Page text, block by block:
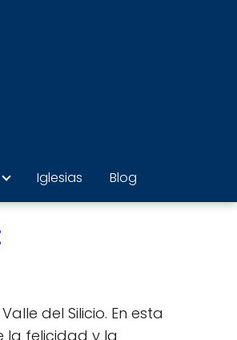
Iglesias Blog
del Silicio. En esta
la felicidad y la